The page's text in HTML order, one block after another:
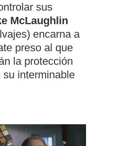
sus
McLaughlin
encarna a
preso al que
la protección
su interminable